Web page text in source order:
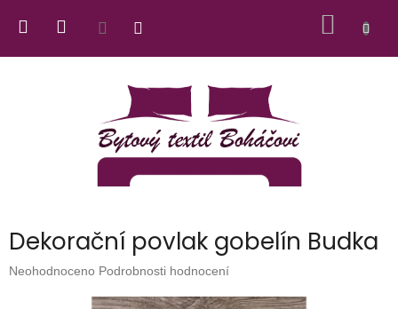
Dekorační povlak gobelín Budka
Průměrné
Neohodnoceno Podrobnosti hodnocení